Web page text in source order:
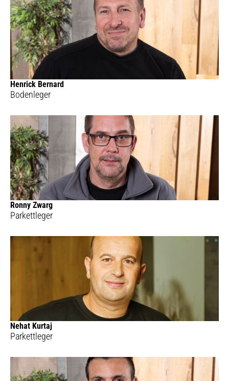
Henrick Bernard
Bodenleger
Ronny Zwarg
Parkettleger
Nehat Kurtaj
Parkettleger